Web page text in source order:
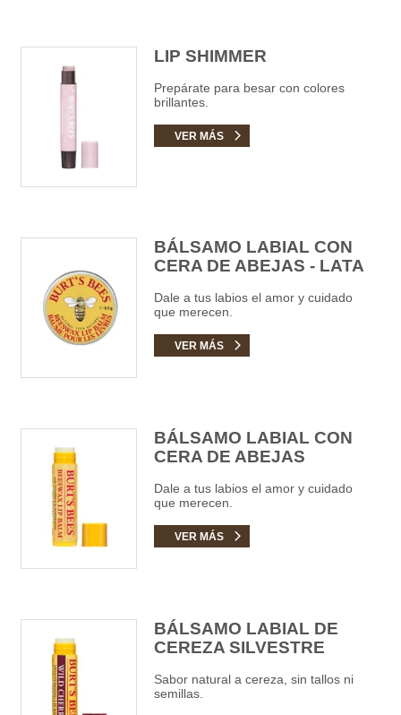
LIP SHIMMER
Prepárate para besar con colores
brillantes.
VER MÁS
BÁLSAMO LABIAL CON
CERA DE ABEJAS - LATA
Dale a tus labios el amor y cuidado
que merecen.
VER MÁS
BÁLSAMO LABIAL CON
CERA DE ABEJAS
Dale a tus labios el amor y cuidado
que merecen.
VER MÁS
BÁLSAMO LABIAL DE
CEREZA SILVESTRE
Sabor natural a cereza, sin tallos ni
semillas.